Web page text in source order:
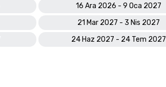
16 Ara 2026 - 9 Oca 2027
21 Mar 2027 - 3 Nis 2027
24 Haz 2027 - 24 Tem 2027